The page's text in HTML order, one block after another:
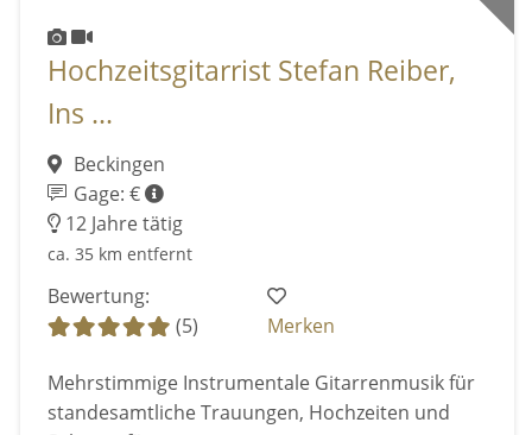
Hochzeitsgitarrist Stefan Reiber,
Ins ...
Beckingen
Gage: €
12 Jahre tätig
ca. 35 km entfernt
Bewertung:
(5)
Merken
Mehrstimmige Instrumentale Gitarrenmusik für
standesamtliche Trauungen, Hochzeiten und